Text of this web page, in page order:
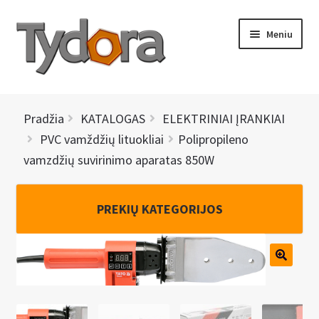
Pereiti
meniu
Pereiti
turinio
Meniu
NAUJIENOS
BRENDAI
Pradžia KATALOGAS
ELEKTRINIAI ĮRANKIAI
PVC vamždžių lituokliai
Polipropileno
vamzdžių suvirinimo aparatas 850W
PREKIŲ KATEGORIJOS